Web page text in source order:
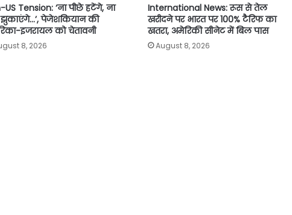
US Tension: ‘ना पीछे हटेंगे, ना
झुकाएंगे…’, पेजेशकियान की
इजरायल को चेतावनी
8, 2026
International News: रूस से तेल
खरीदने पर भारत पर 100% टैरिफ का
खतरा, अमेरिकी सीनेट में बिल पास
August 8, 2026